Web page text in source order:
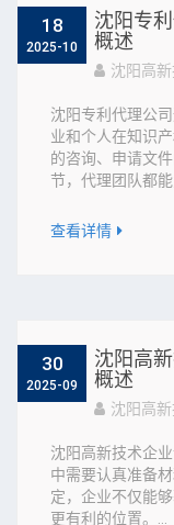
18
2025-10
沈阳专
概述
沈阳高
沈阳专利代理公
业和个人在知识
的咨询、申请文
节，代理团队都
查看详情
30
2025-09
沈阳高
概述
沈阳高
沈阳高新技术企
中需要认真准备
定，企业不仅能
更有利的位置。...